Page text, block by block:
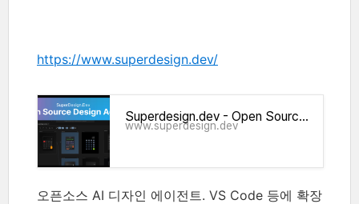
https://www.superdesign.dev/
Superdesign.dev - Open Source Design Agent
www.superdesign.dev
오픈소스 AI 디자인 에이전트. VS Code 등에 확장